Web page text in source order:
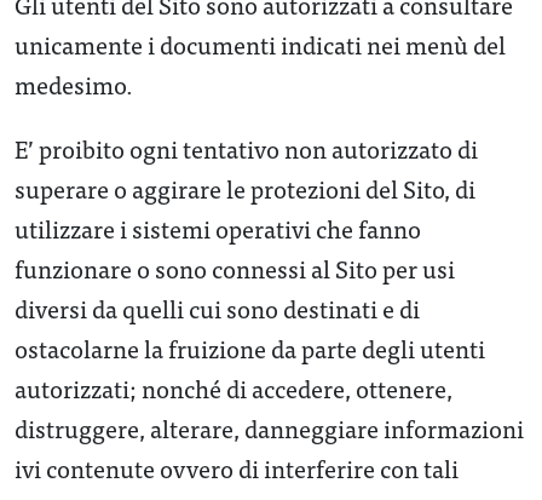
unicamente i documenti indicati nei menù del
medesimo.
E’ proibito ogni tentativo non autorizzato di
superare o aggirare le protezioni del Sito, di
utilizzare i sistemi operativi che fanno
funzionare o sono connessi al Sito per usi
diversi da quelli cui sono destinati e di
ostacolarne la fruizione da parte degli utenti
autorizzati; nonché di accedere, ottenere,
distruggere, alterare, danneggiare informazioni
ivi contenute ovvero di interferire con tali